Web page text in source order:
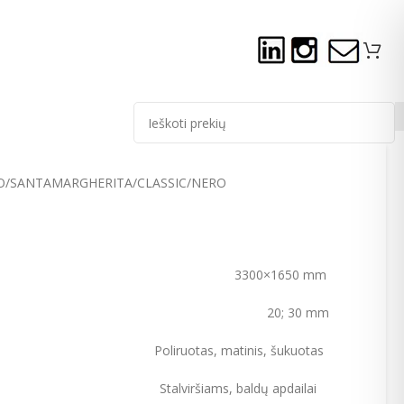
SANTAMARGHERITA CLASSIC NERO
mm
30 mm
Poliruotas, matinis, šukuotas
baldų apdailai